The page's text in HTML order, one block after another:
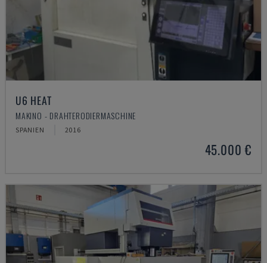
U6 HEAT
MAKINO - DRAHTERODIERMASCHINE
SPANIEN 2016
45.000 €